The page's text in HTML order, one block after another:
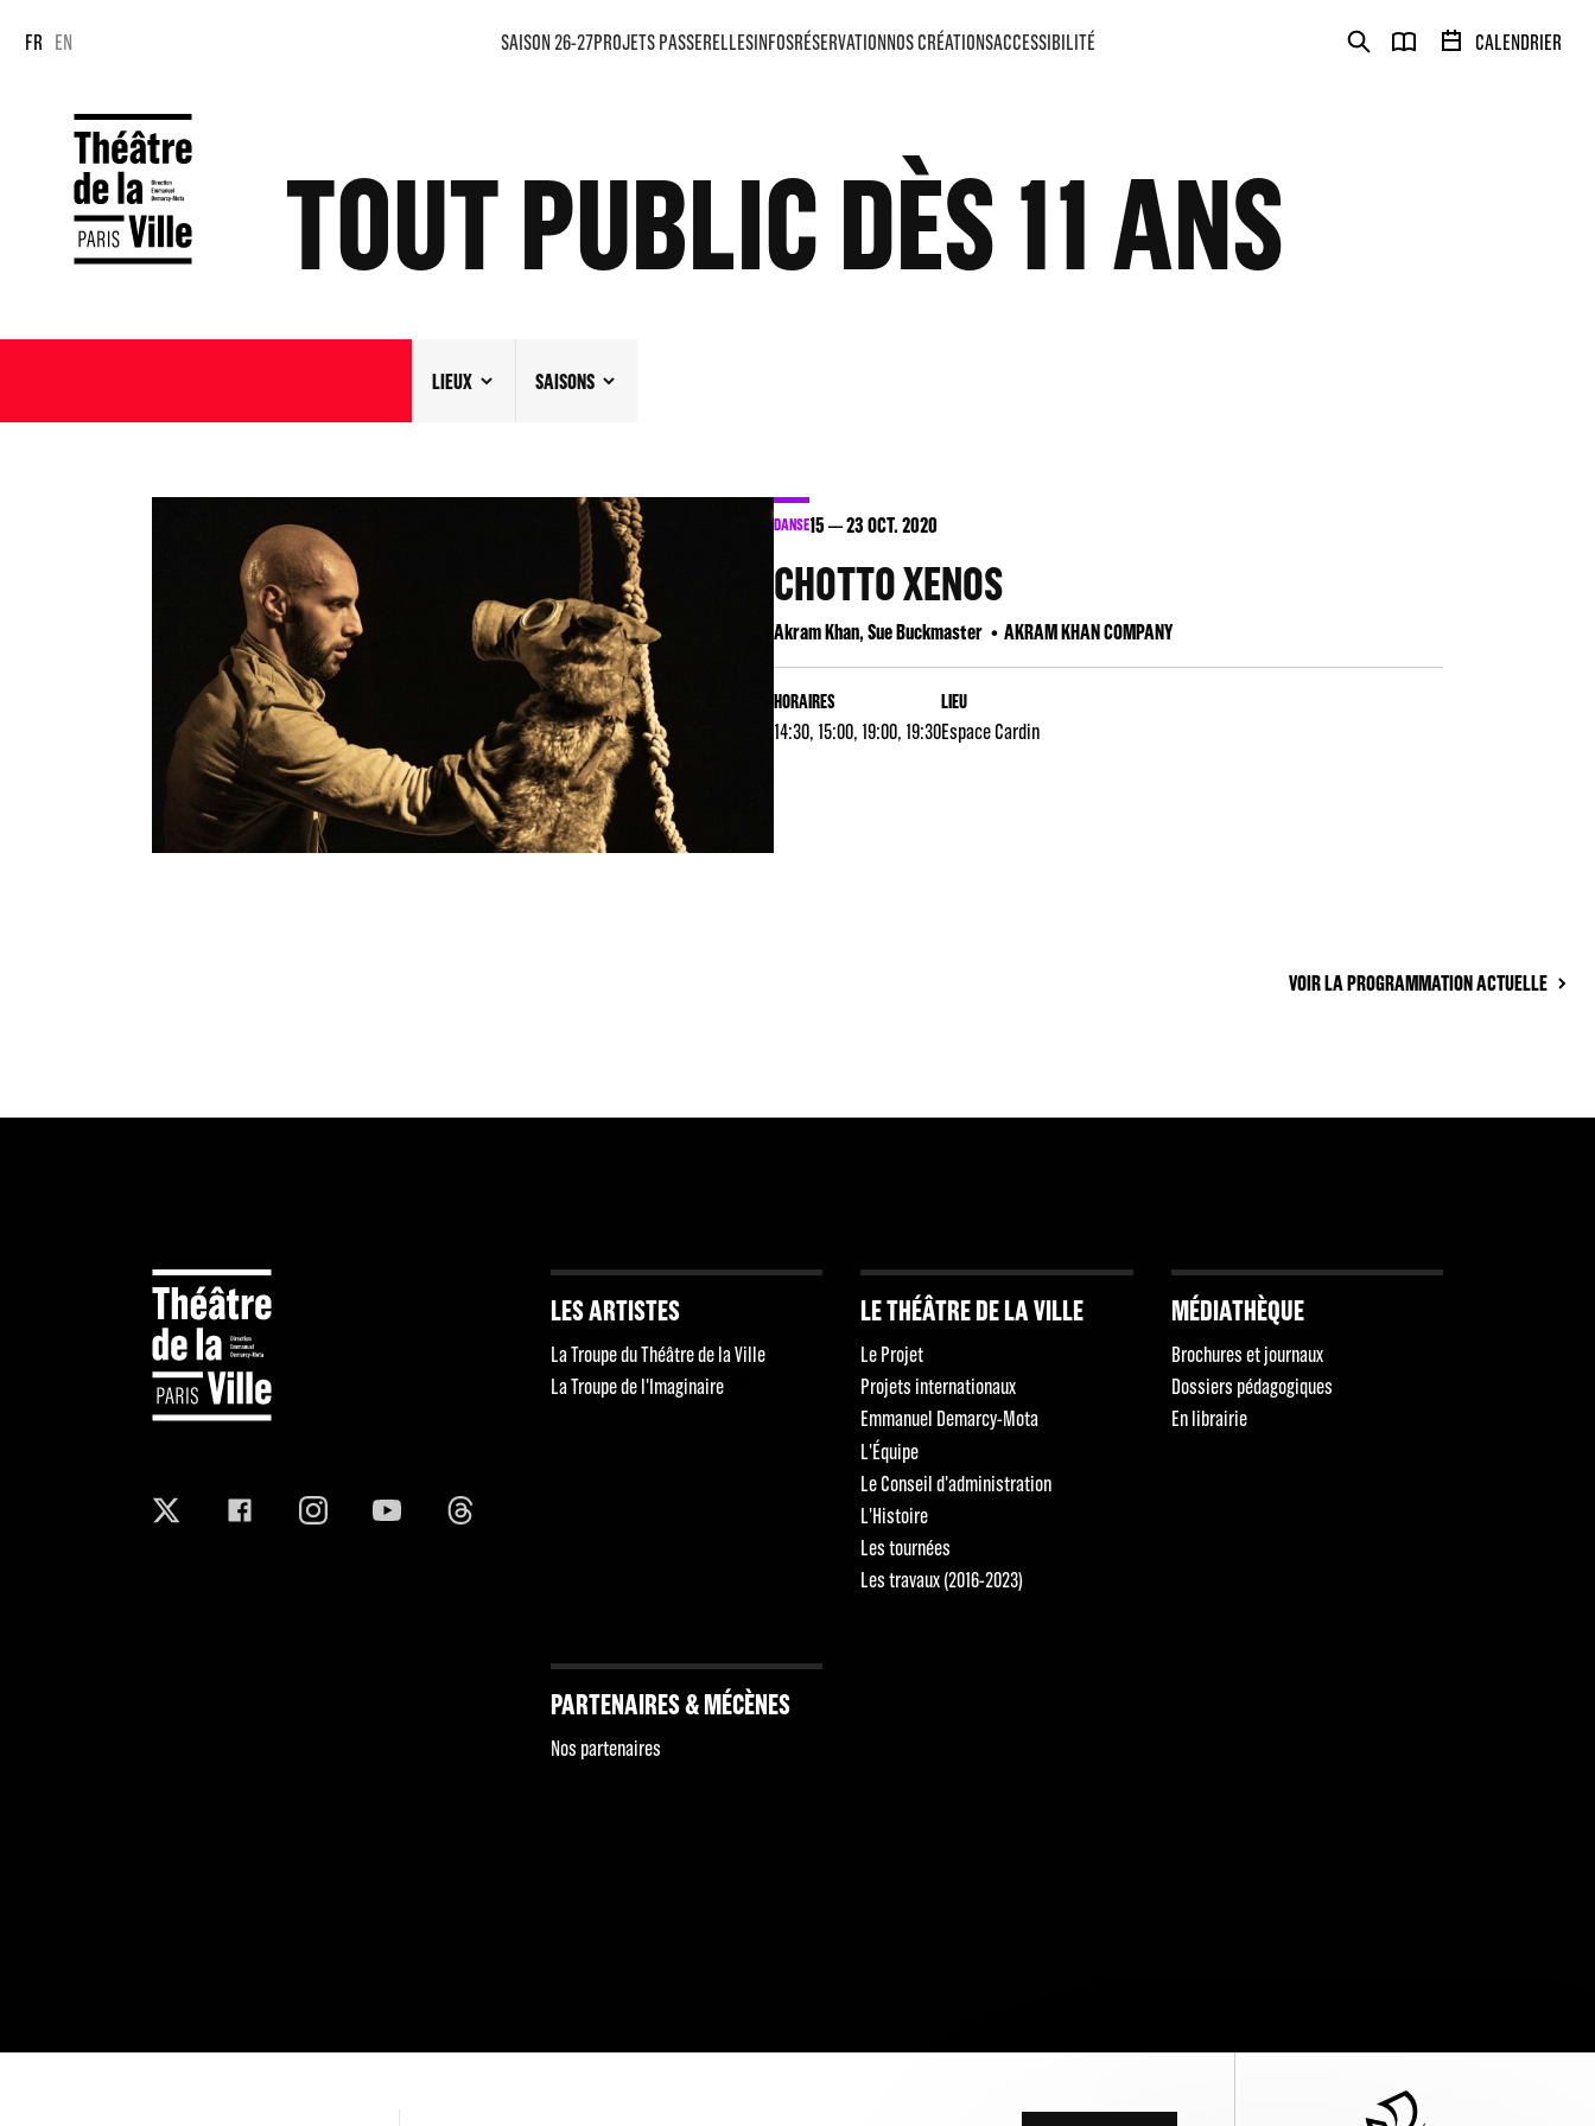
FR EN CALENDRIER
SAISON 26-27PROJETS PASSERELLESINFOSRÉSERVATIONNOS CRÉATIONSACCESSIBILITÉ
TOUT PUBLIC DÈS 11 ANS
LIEUX SAISONS
DANSE15 23OCT. 2020
CHOTTO XENOS
Akram Khan, Sue Buckmaster AKRAM KHAN COMPANY
HORAIRES
14:30, 15:00, 19:00, 19:30
LIEU
Espace Cardin
VOIR LA PROGRAMMATION ACTUELLE
LES ARTISTES
La Troupe du Théâtre de la Ville
La Troupe de l'Imaginaire
LE THÉÂTRE DE LA VILLE
Le Projet
Projets internationaux
Emmanuel Demarcy-Mota
L'Équipe
Le Conseil d'administration
L'Histoire
Les tournées
Les travaux (2016-2023)
MÉDIATHÈQUE
Brochures et journaux
Dossiers pédagogiques
En librairie
PARTENAIRES & MÉCÈNES
Nos partenaires